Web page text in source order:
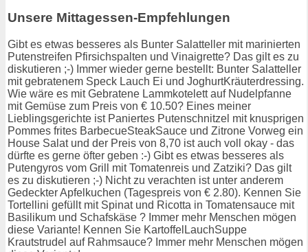
Unsere Mittagessen-Empfehlungen
Gibt es etwas besseres als Bunter Salatteller mit marinierten
Putenstreifen Pfirsichspalten und Vinaigrette? Das gilt es zu
diskutieren ;-) Immer wieder gerne bestellt: Bunter Salatteller
mit gebratenem Speck Lauch Ei und JoghurtKräuterdressing.
Wie wäre es mit Gebratene Lammkotelett auf Nudelpfanne
mit Gemüse zum Preis von € 10.50? Eines meiner
Lieblingsgerichte ist Paniertes Putenschnitzel mit knusprigen
Pommes frites BarbecueSteakSauce und Zitrone Vorweg ein
House Salat und der Preis von 8,70 ist auch voll okay - das
dürfte es gerne öfter geben :-) Gibt es etwas besseres als
Putengyros vom Grill mit Tomatenreis und Zatziki? Das gilt
es zu diskutieren ;-) Nicht zu verachten ist unter anderem
Gedeckter Apfelkuchen (Tagespreis von € 2.80). Kennen Sie
Tortellini gefüllt mit Spinat und Ricotta in Tomatensauce mit
Basilikum und Schafskäse ? Immer mehr Menschen mögen
diese Variante! Kennen Sie KartoffelLauchSuppe
Krautstrudel auf Rahmsauce? Immer mehr Menschen mögen